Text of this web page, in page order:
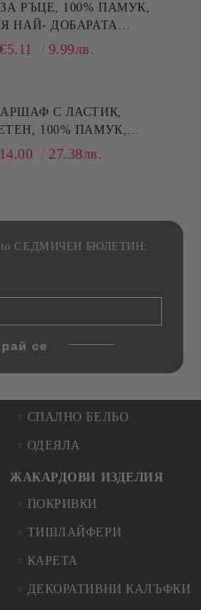
РЪЦЕ, 100% ПАМУК,
НАЙ- ДОБАРАТА
, РАЗМЕР:
€5.11 9.99лв.
С ЛАСТИК,
100% ПАМУК,
РАЗМЕРИ27.38лв.
to СЕДМИЧЕН БЮЛЕТИН:
СПАЛНО БЕЛЬО
ОДЕЯЛА
ЖАКАРДОВИ ИЗДЕЛИЯ
ПОКРИВКИ
ТИШЛАЙФЕРИ
КАРЕТА
ДЕКОРАТИВНИ КАЛЪФКИ